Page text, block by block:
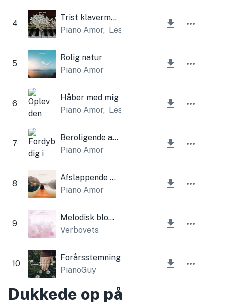
4
Trist klavermelodi
Piano Amor, Lesfm
5
Rolig natur
Piano Amor
6
Håber med mig
Piano Amor, Lesfm
7
Beroligende afslapning
Piano Amor
8
Afslappende melodi
Piano Amor
9
Melodisk blomst
Verbovets
10
Forårsstemning
PianoGuy
Dukkede op på